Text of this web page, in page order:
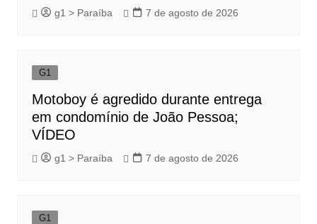
g1 > Paraíba 7 de agosto de 2026
G1
Motoboy é agredido durante entrega
em condomínio de João Pessoa;
VÍDEO
g1 > Paraíba 7 de agosto de 2026
G1